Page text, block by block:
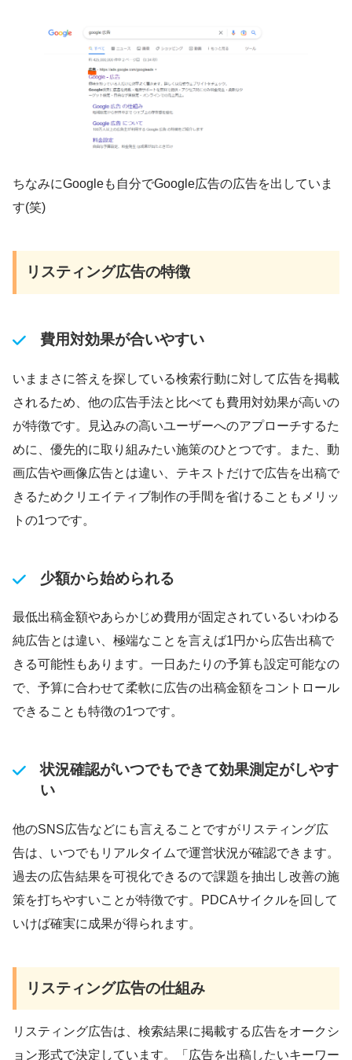
ちなみにGoogleも自分でGoogle広告の広告を出していま
す(笑)
リスティング広告の特徴
費用対効果が合いやすい
いままさに答えを探している検索行動に対して広告を掲載
されるため、他の広告手法と比べても費用対効果が高いの
が特徴です。見込みの高いユーザーへのアプローチするた
めに、優先的に取り組みたい施策のひとつです。また、動
画広告や画像広告とは違い、テキストだけで広告を出稿で
きるためクリエイティブ制作の手間を省けることもメリッ
トの1つです。
少額から始められる
最低出稿金額やあらかじめ費用が固定されているいわゆる
純広告とは違い、極端なことを言えば1円から広告出稿で
きる可能性もあります。一日あたりの予算も設定可能なの
で、予算に合わせて柔軟に広告の出稿金額をコントロール
できることも特徴の1つです。
状況確認がいつでもできて効果測定がしやす
い
他のSNS広告などにも言えることですがリスティング広
告は、いつでもリアルタイムで運営状況が確認できます。
過去の広告結果を可視化できるので課題を抽出し改善の施
策を打ちやすいことが特徴です。PDCAサイクルを回して
いけば確実に成果が得られます。
リスティング広告の仕組み
リスティング広告は、検索結果に掲載する広告をオークシ
ョン形式で決定しています。「広告を出稿したいキーワー